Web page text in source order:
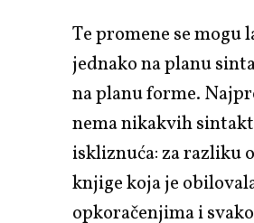
Te promene se mogu
jednako na planu
na planu forme.
nema nikakvih
iskliznuća: za razliku
knjige koja je
opkoračenjima i